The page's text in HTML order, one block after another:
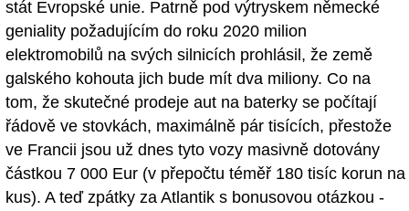
stát Evropské unie. Patrně pod výtryskem německé
geniality požadujícím do roku 2020 milion
elektromobilů na svých silnicích prohlásil, že země
galského kohouta jich bude mít dva miliony. Co na
tom, že skutečné prodeje aut na baterky se počítají
řádově ve stovkách, maximálně pár tisících, přestože
ve Francii jsou už dnes tyto vozy masivně dotovány
částkou 7 000 Eur (v přepočtu téměř 180 tisíc korun na
kus). A teď zpátky za Atlantik s bonusovou otázkou -